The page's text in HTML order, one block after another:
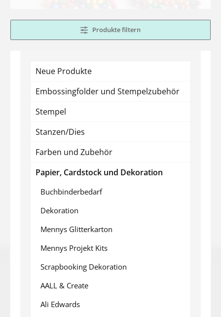
Produkte filtern
Neue Produkte
Embossingfolder und Stempelzubehör
Stempel
Stanzen/Dies
Farben und Zubehör
Papier, Cardstock und Dekoration
Buchbinderbedarf
Dekoration
Mennys Glitterkarton
Mennys Projekt Kits
Scrapbooking Dekoration
AALL & Create
Ali Edwards